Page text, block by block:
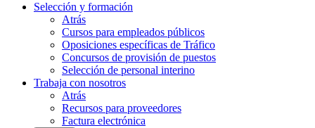
Selección y formación
Atrás
Cursos para empleados públicos
Oposiciones específicas de Tráfico
Concursos de provisión de puestos
Selección de personal interino
Trabaja con nosotros
Atrás
Recursos para proveedores
Factura electrónica